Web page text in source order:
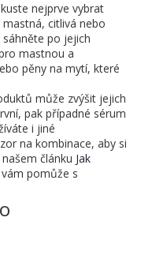
nejprve vybrat
citlivá nebo
po jejich
mastnou a
pěny na mytí, které
může zvýšit jejich
pak případné sérum
i jiné
na kombinace, aby si
článku Jak
pomůže s